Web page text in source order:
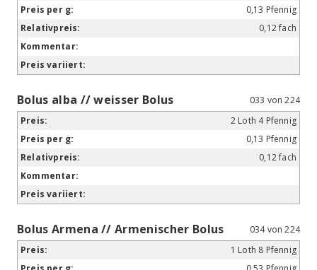
0,13 Pfennig
0,12 fach
Bolus alba // weisser Bolus
033 von 224
2 Loth 4 Pfennig
0,13 Pfennig
0,12 fach
Bolus Armena // Armenischer Bolus
034 von 224
1 Loth 8 Pfennig